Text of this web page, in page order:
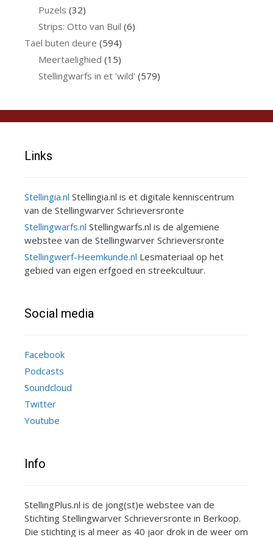
Puzels (32)
Strips: Otto van Buil (6)
Tael buten deure (594)
Meertaelighied (15)
Stellingwarfs in et 'wild' (579)
Links
Stellingia.nl Stellingia.nl is et digitale kenniscentrum
van de Stellingwarver Schrieversronte
Stellingwarfs.nl Stellingwarfs.nl is de algemiene
webstee van de Stellingwarver Schrieversronte
Stellingwerf-Heemkunde.nl Lesmateriaal op het
gebied van eigen erfgoed en streekcultuur.
Social media
Facebook
Podcasts
Soundcloud
Twitter
Youtube
Info
StellingPlus.nl is de jong(st)e webstee van de
Stichting Stellingwarver Schrieversronte in Berkoop.
Die stichting is al meer as 40 jaor drok in de weer om